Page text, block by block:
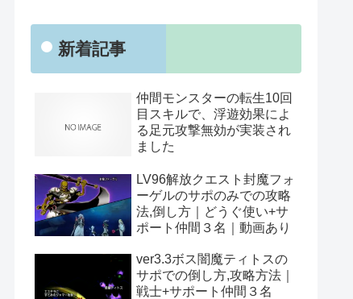
新着記事
仲間モンスターの転生10回
目スキルで、浮遊効果によ
る足元攻撃無効が実装され
ました
LV96解放クエスト封魔フォ
ーゲルのサポのみでの攻略
法,倒し方｜どうぐ使い+サ
ポート仲間３名｜動画あり
ver3.3ボス闇魔ティトスの
サポでの倒し方,攻略方法｜
戦士+サポート仲間３名